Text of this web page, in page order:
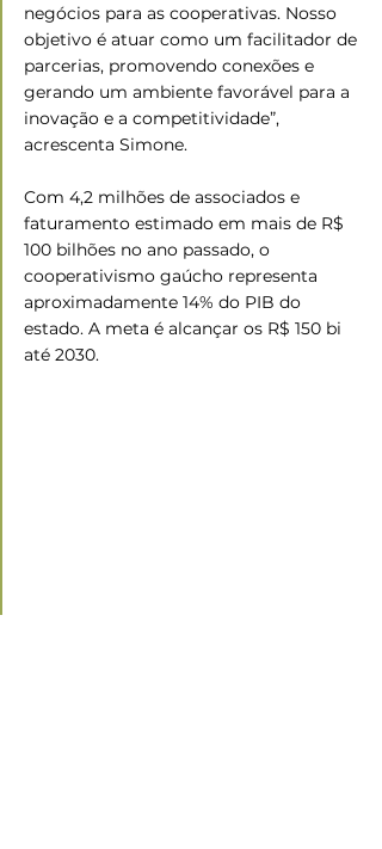
negócios para as cooperativas. Nosso
objetivo é atuar como um facilitador de
parcerias, promovendo conexões e
gerando um ambiente favorável para a
inovação e a competitividade”,
acrescenta Simone.
Com 4,2 milhões de associados e
faturamento estimado em mais de R$
100 bilhões no ano passado, o
cooperativismo gaúcho representa
aproximadamente 14% do PIB do
estado. A meta é alcançar os R$ 150 bi
até 2030.